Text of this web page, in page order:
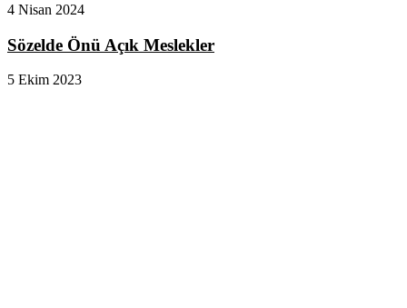
4 Nisan 2024
Sözelde Önü Açık Meslekler
5 Ekim 2023